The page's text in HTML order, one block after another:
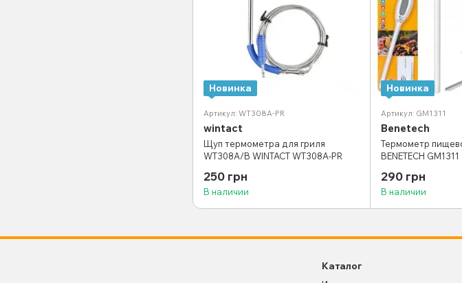
Новинка
Артикул: WT308A-PR
wintact
Щуп термометра для гриля
WT308A/B WINTACT WT308A-PR
250 грн
В наличии
Новинка
Артикул: GM1311
Benetech
Термометр
BENETECH GM1311
290 грн
В наличии
Каталог